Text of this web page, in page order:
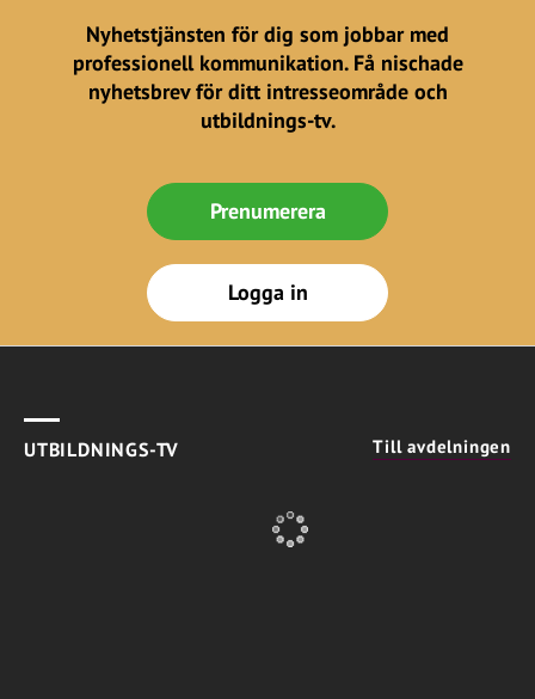
Nyhetstjänsten för dig som jobbar med
professionell kommunikation. Få nischade
nyhetsbrev för ditt intresseområde och
utbildnings-tv.
Prenumerera
Logga in
UTBILDNINGS-TV Till avdelningen